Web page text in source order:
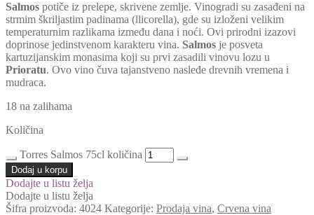
Salmos potiče iz prelepe, skrivene zemlje. Vinogradi su zasađeni na
strmim škriljastim padinama (llicorella), gde su izloženi velikim
temperaturnim razlikama između dana i noći. Ovi prirodni izazovi
doprinose jedinstvenom karakteru vina. Salmos je posveta
kartuzijanskim monasima koji su prvi zasadili vinovu lozu u
Prioratu. Ovo vino čuva tajanstveno nasleđe drevnih vremena i
mudraca.
18 na zalihama
Količina
Torres Salmos 75cl količina
Dodaj u korpu
Dodajte u listu želja
Dodajte u listu želja
Šifra proizvoda: 4024 Kategorije: Prodaja vina, Crvena vina